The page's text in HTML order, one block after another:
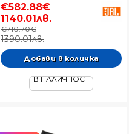
€582.88€
1140.01лв.
€710.70€
1390.01лв.
В НАЛИЧНОСТ